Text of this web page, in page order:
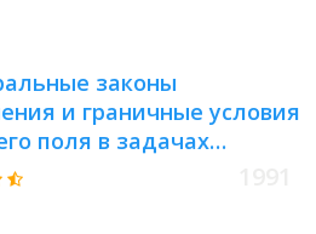
законы
и граничные условия
поля в задачах
профиля вязкой